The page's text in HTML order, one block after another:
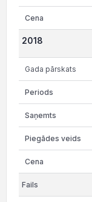
2018
Gada pārskats